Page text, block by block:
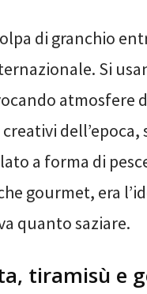
di granchio
Si
atmosfere
a forma di
gourmet, era
quanto saziare.
tiramisù e